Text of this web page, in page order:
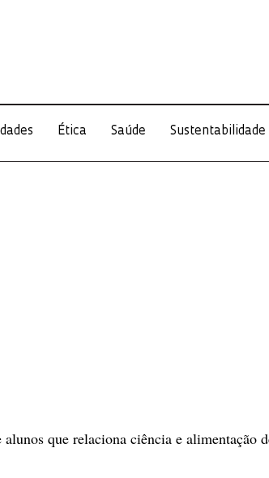
Ética Saúde Sustentabilidade
que relaciona ciência e alimentação